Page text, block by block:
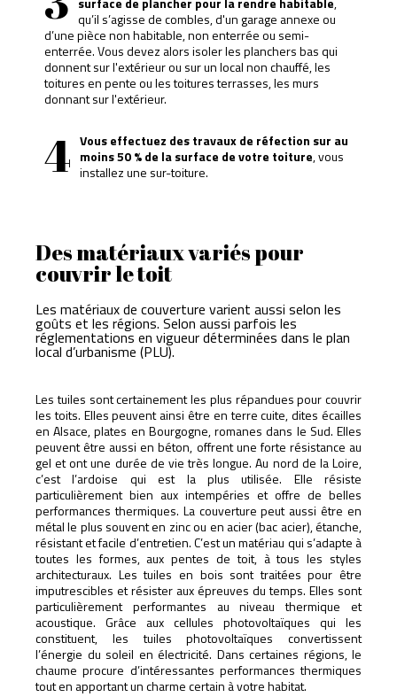
qu’il s’agisse de combles, d'un garage annexe ou
d’une pièce non habitable, non enterrée ou semi-
enterrée. Vous devez alors isoler les planchers bas qui
donnent sur l'extérieur ou sur un local non chauffé, les
toitures en pente ou les toitures terrasses, les murs
donnant sur l'extérieur.
4 Vous effectuez des travaux de réfection sur au
moins 50 % de la surface de votre toiture, vous
installez une sur-toiture.
Des matériaux variés pour
couvrir le toit
Les matériaux de couverture varient aussi selon les
goûts et les régions. Selon aussi parfois les
réglementations en vigueur déterminées dans le plan
local d’urbanisme (PLU).
Les tuiles sont certainement les plus répandues pour couvrir
les toits. Elles peuvent ainsi être en terre cuite, dites écailles
en Alsace, plates en Bourgogne, romanes dans le Sud. Elles
peuvent être aussi en béton, offrent une forte résistance au
gel et ont une durée de vie très longue. Au nord de la Loire,
c’est l’ardoise qui est la plus utilisée. Elle résiste
particulièrement bien aux intempéries et offre de belles
performances thermiques. La couverture peut aussi être en
métal le plus souvent en zinc ou en acier (bac acier), étanche,
résistant et facile d’entretien. C’est un matériau qui s’adapte à
toutes les formes, aux pentes de toit, à tous les styles
architecturaux. Les tuiles en bois sont traitées pour être
imputrescibles et résister aux épreuves du temps. Elles sont
particulièrement performantes au niveau thermique et
acoustique. Grâce aux cellules photovoltaïques qui les
constituent, les tuiles photovoltaïques convertissent
l’énergie du soleil en électricité. Dans certaines régions, le
chaume procure d’intéressantes performances thermiques
tout en apportant un charme certain à votre habitat.